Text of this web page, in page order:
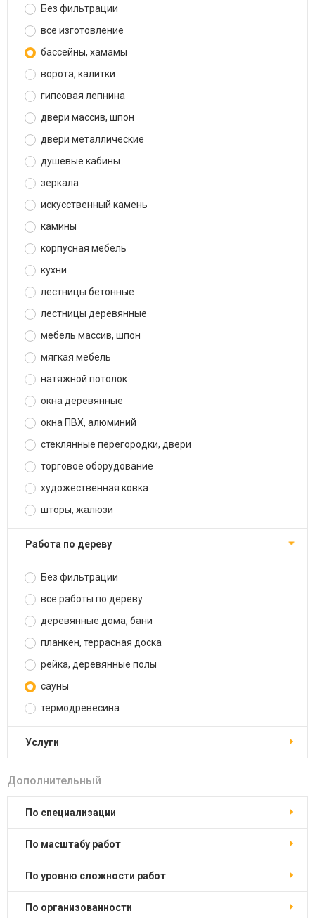
Без фильтрации
все изготовление
бассейны, хамамы
ворота, калитки
гипсовая лепнина
двери массив, шпон
двери металлические
душевые кабины
зеркала
искусственный камень
камины
корпусная мебель
кухни
лестницы бетонные
лестницы деревянные
мебель массив, шпон
мягкая мебель
натяжной потолок
окна деревянные
окна ПВХ, алюминий
стеклянные перегородки, двери
торговое оборудование
художественная ковка
шторы, жалюзи
работа по дереву
Без фильтрации
все работы по дереву
деревянные дома, бани
планкен, террасная доска
рейка, деревянные полы
сауны
термодревесина
услуги
Дополнительный
по специализации
по масштабу работ
по уровню сложности работ
по организованности